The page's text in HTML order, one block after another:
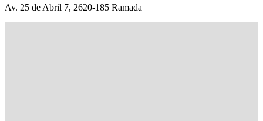
Av. 25 de Abril 7, 2620-185 Ramada